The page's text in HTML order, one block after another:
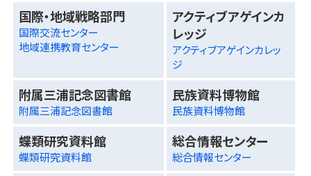
国際・地域戦略部門
国際交流センター
地域連携教育センター
アクティブアゲインカ
レッジ
アクティブアゲインカレッ
ジ
附属三浦記念図書館
附属三浦記念図書館
民族資料博物館
民族資料博物館
蝶類研究資料館
蝶類研究資料館
総合情報センター
総合情報センター